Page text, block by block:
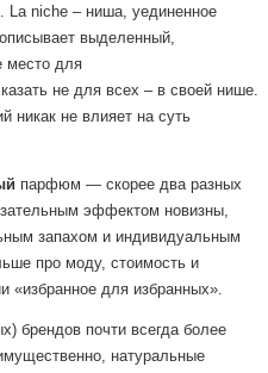
niche – ниша, уединенное
выделенный,
место для
не для всех – в своей нише.
никак не влияет на суть
парфюм — скорее два разных
эффектом новизны,
запахом и индивидуальным
про моду, стоимость и
«избранное для избранных».
брендов почти всегда более
натуральные